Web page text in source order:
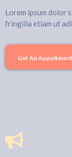
Lorem ipsum dolor
fringilla etiam ut
Get An Appoitment